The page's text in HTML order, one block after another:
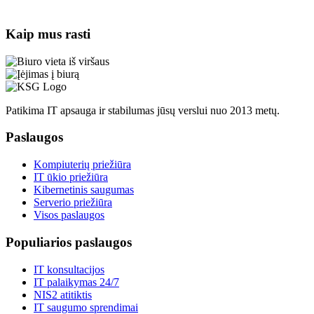
Kaip mus rasti
Patikima IT apsauga ir stabilumas jūsų verslui nuo 2013 metų.
Paslaugos
Kompiuterių priežiūra
IT ūkio priežiūra
Kibernetinis saugumas
Serverio priežiūra
Visos paslaugos
Populiarios paslaugos
IT konsultacijos
IT palaikymas 24/7
NIS2 atitiktis
IT saugumo sprendimai